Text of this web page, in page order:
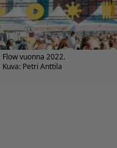
Flow vuonna 2022.
Kuva: Petri Anttila